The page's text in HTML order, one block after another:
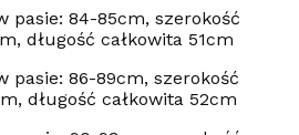
pasie: 84-85cm, szerokość
długość całkowita 51cm
pasie: 86-89cm, szerokość
długość całkowita 52cm